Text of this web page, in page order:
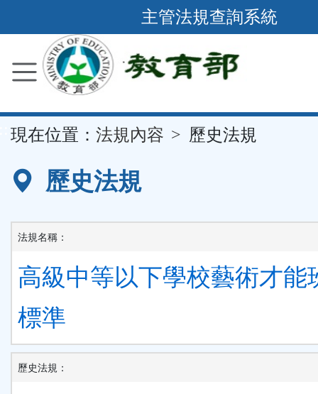
到
要
容
區
主管法規查詢系統
現在位置： 法規內容 歷史法規
歷史法規
法規名稱：
高級中等以下學校藝術才能
標準
歷史法規：